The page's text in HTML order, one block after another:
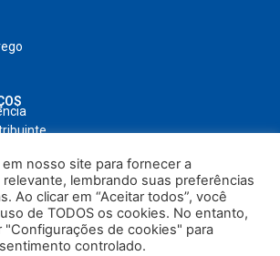
nosso site para fornecer a
lembrando suas preferências
Ao clicar em “Aceitar todos”, você
de TODOS os cookies. No entanto,
"Configurações de cookies" para
controlado.